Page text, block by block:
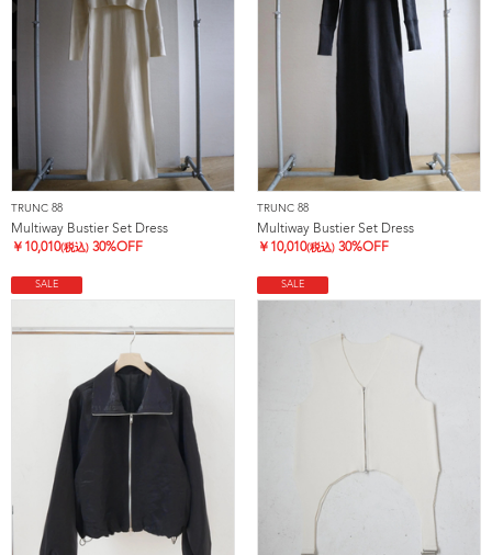
TRUNC 88
Multiway Bustier Set Dress
￥ 10,010(税込) 30%OFF
TRUNC 88
Multiway Bustier Set Dress
￥ 10,010(税込) 30%OFF
SALE SALE